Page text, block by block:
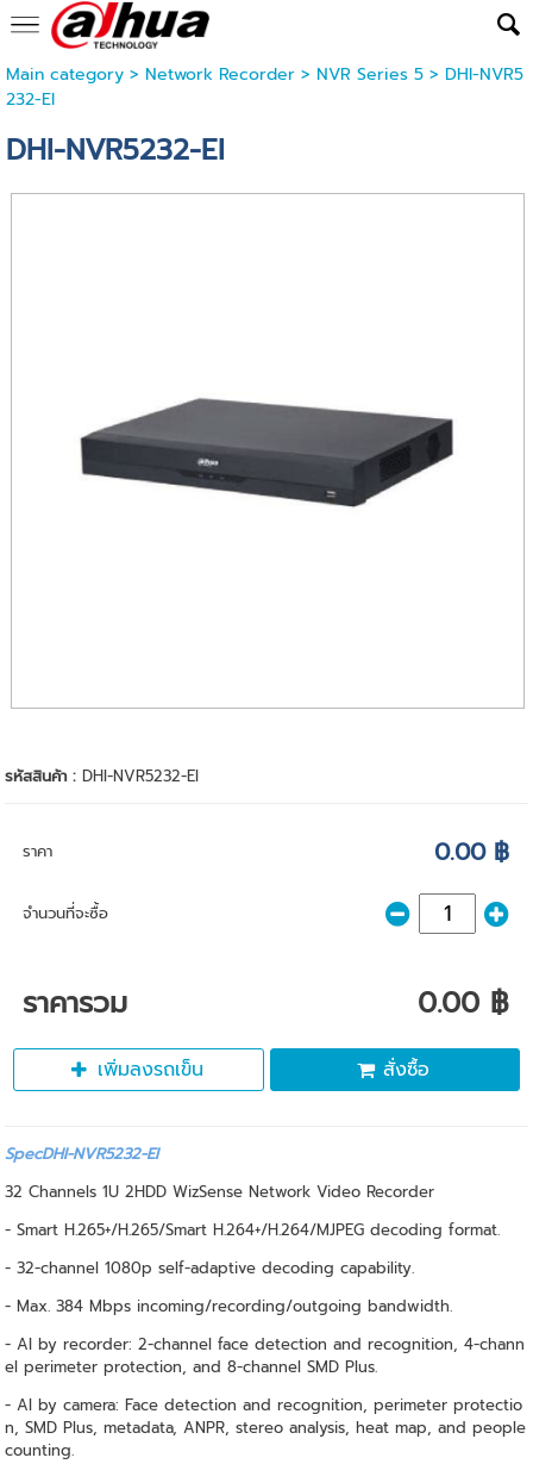
Main category> Network Recorder> NVR Series 5> DHI-NVR5
232-EI
DHI-NVR5232-EI
รหัสสินค้า :DHI-NVR5232-EI
ราคา 0.00 ฿
จำนวนที่จะซื้อ
ราคารวม 0.00 ฿
เพิ่มลงรถเข็น สั่งซื้อ
SpecDHI-NVR5232-EI
32 Channels 1U 2HDD WizSense Network Video Recorder
- Smart H.265+/H.265/Smart H.264+/H.264/MJPEG decoding format.
- 32-channel 1080p self-adaptive decoding capability.
- Max. 384 Mbps incoming/recording/outgoing bandwidth.
- AI by recorder: 2-channel face detection and recognition, 4-chann
el perimeter protection, and 8-channel SMD Plus.
- AI by camera: Face detection and recognition, perimeter protectio
n, SMD Plus, metadata, ANPR, stereo analysis, heat map, and people
counting.